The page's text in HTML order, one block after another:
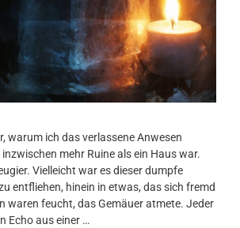
warum ich das verlassene Anwesen
mehr Ruine als ein Haus war.
Vielleicht war es dieser dumpfe
entfliehen, hinein in etwas, das sich fremd
waren feucht, das Gemäuer atmete. Jeder
Echo aus einer …